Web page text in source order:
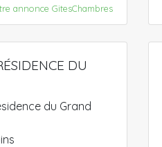
annonce GitesChambres
DU
du Grand